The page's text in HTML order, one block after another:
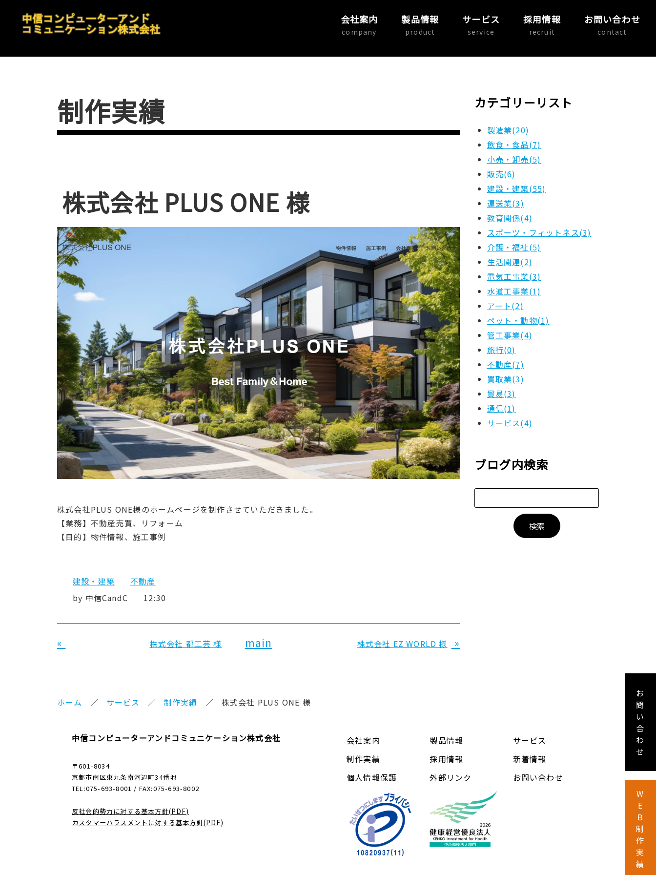
会社案内
company
製品情報
product
サービス
service
採用情報
recruit
お問い合わせ
contact
制作実績
株式会社 PLUS ONE 様
株式会社PLUS ONE様のホームページを制作させていただきました。
【業務】不動産売買、リフォーム
【目的】物件情報、施工事例
建設・建築
不動産
by 中信CandC 12:30
« 株式会社 都工芸 様 main 株式会社 EZ WORLD 様 »
カテゴリーリスト
製造業(20)
飲食・食品(7)
小売・卸売(5)
販売(6)
建設・建築(55)
運送業(3)
教育関係(4)
スポーツ・フィットネス(3)
介護・福祉(5)
生活関連(2)
電気工事業(3)
水道工事業(1)
アート(2)
ペット・動物(1)
管工事業(4)
旅行(0)
不動産(7)
買取業(3)
貿易(3)
通信(1)
サービス(4)
ブログ内検索
ホーム サービス 制作実績 株式会社 PLUS ONE 様
中信コンピューターアンドコミュニケーション株式会社
〒601-8034
京都市南区東九条南河辺町34番地
TEL:075-693-8001 / FAX:075-693-8002
反社会的勢力に対する基本方針(PDF)
カスタマーハラスメントに対する基本方針(PDF)
会社案内 製品情報
サービス
制作実績
採用情報
新着情報
個人情報保護
外部リンク お問い合わせ
お
問
い
合
わ
せ
W
E
B
制
作
実
績